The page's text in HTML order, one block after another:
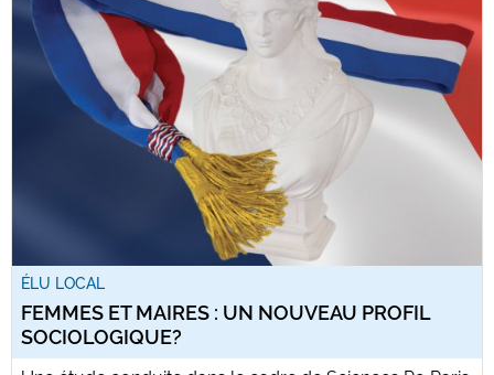
ÉLU LOCAL
FEMMES ET MAIRES : UN NOUVEAU PROFIL
SOCIOLOGIQUE?